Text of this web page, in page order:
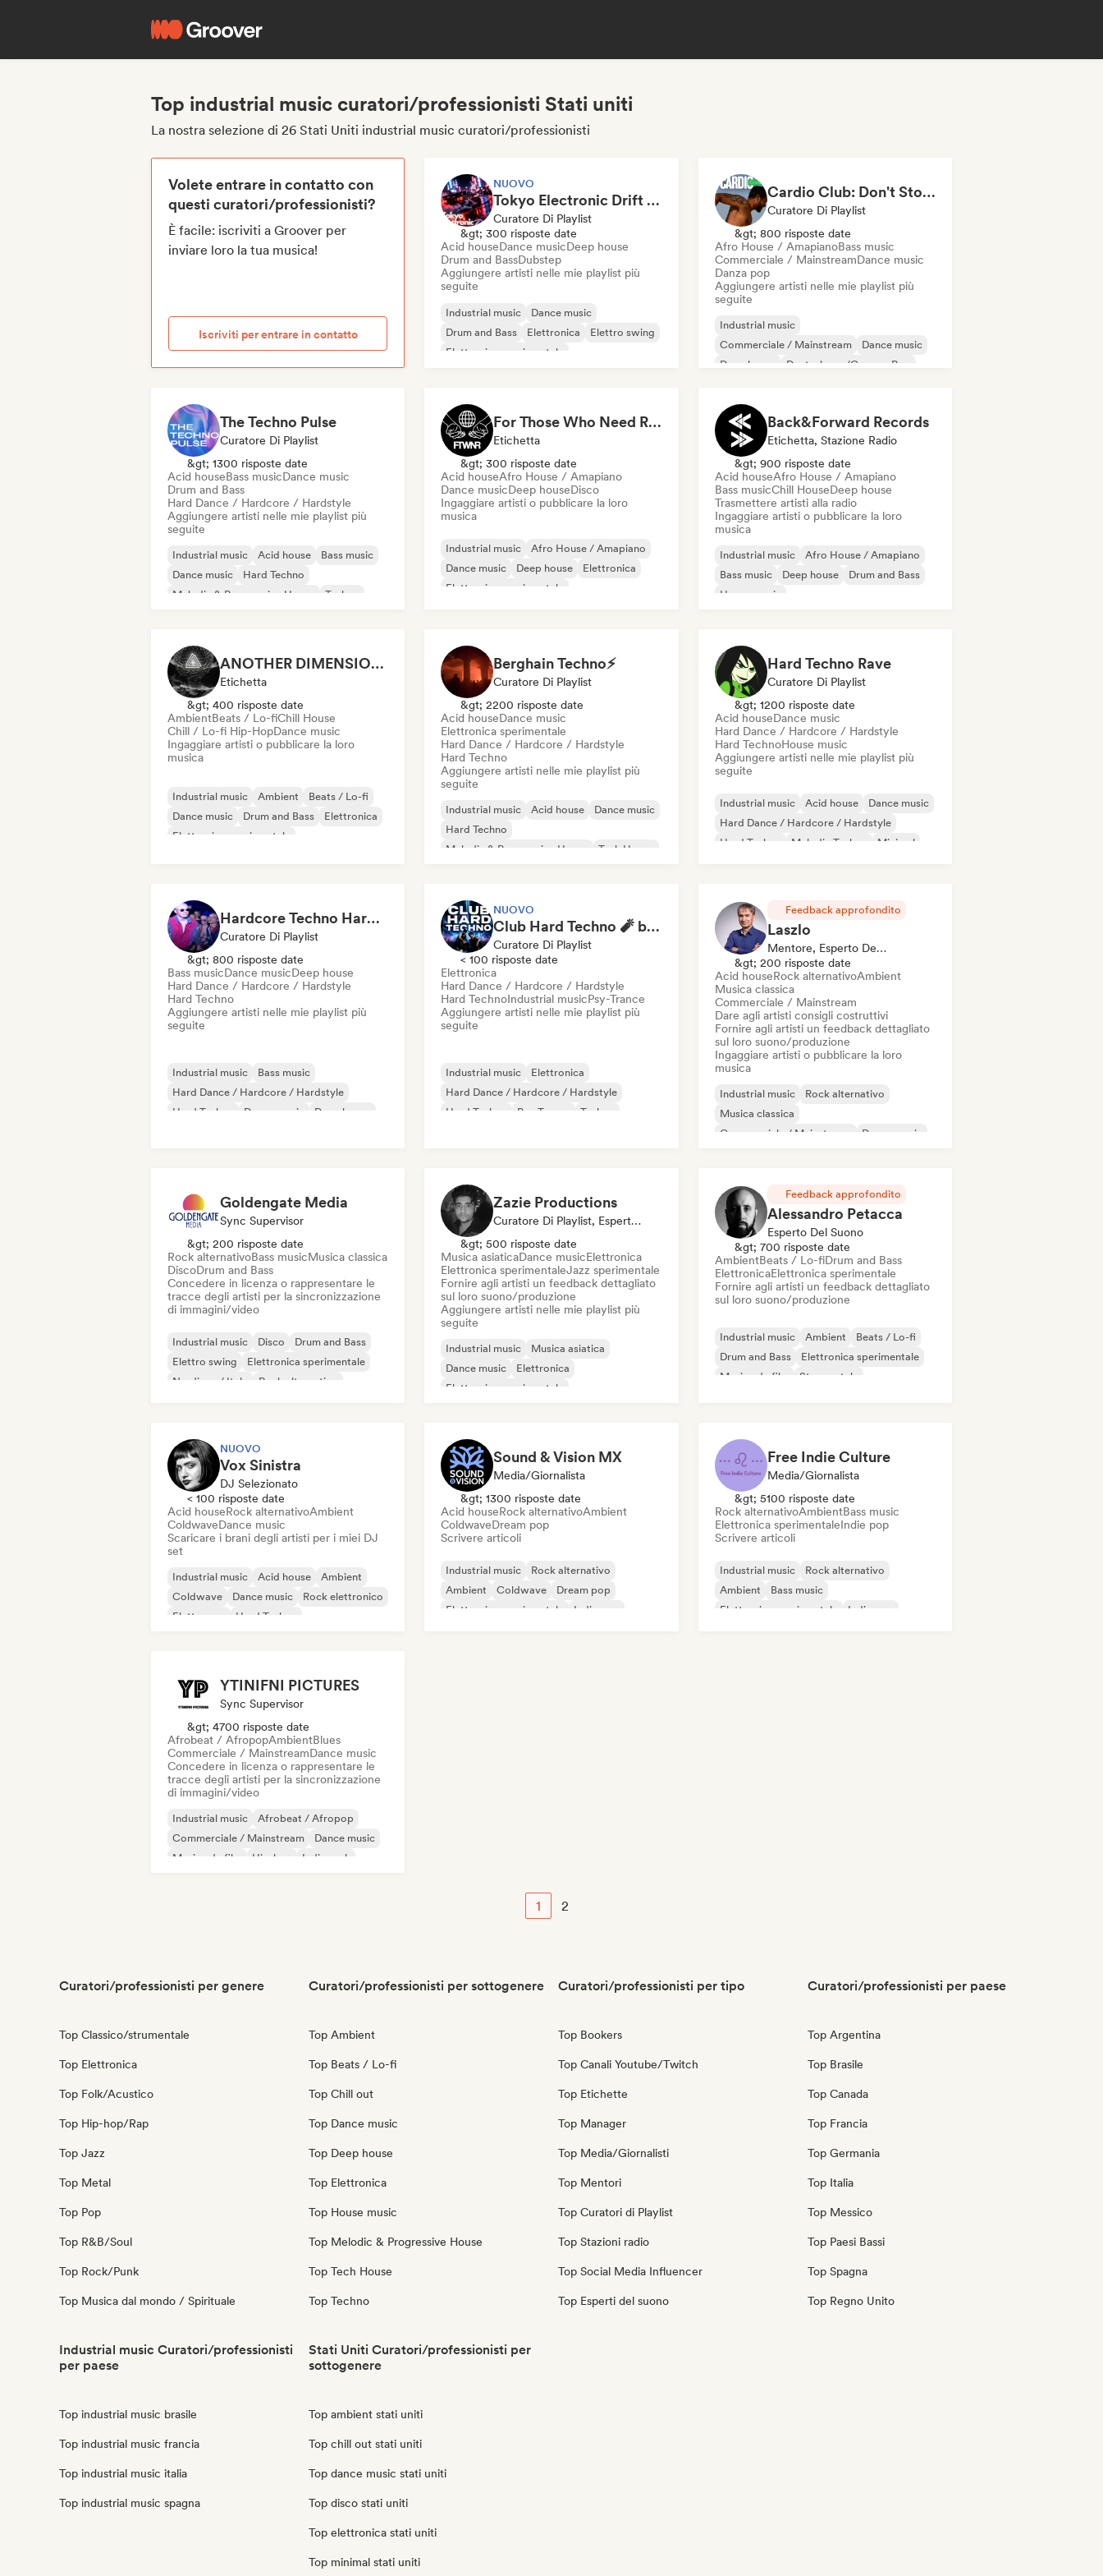
Top industrial music curatori/professionisti Stati uniti
La nostra selezione di 26 Stati Uniti industrial music curatori/professionisti
Volete entrare in contatto con
questi curatori/professionisti?
È facile: iscriviti a Groover per
inviare loro la tua musica!
Iscriviti per entrare in contatto
NUOVO
Tokyo Electronic Drift 🏎️ Schranz, Hard Techno & Anime EDM
Curatore Di Playlist
&gt; 300 risposte date
Acid houseDance musicDeep house
Drum and BassDubstep
Aggiungere artisti nelle mie playlist più
seguite
Industrial music
Dance music
Drum and Bass
Elettronica
Elettro swing
Elettronica sperimentale
Cardio Club: Don't Stop! 💦
Curatore Di Playlist
&gt; 800 risposte date
Afro House / AmapianoBass music
Commerciale / MainstreamDance music
Danza pop
Aggiungere artisti nelle mie playlist più
seguite
Industrial music
Commerciale / Mainstream
Dance music
Deep house
Deutschpop/German Pop
The Techno Pulse
Curatore Di Playlist
&gt; 1300 risposte date
Acid houseBass musicDance music
Drum and Bass
Hard Dance / Hardcore / Hardstyle
Aggiungere artisti nelle mie playlist più
seguite
Industrial music Acid house
Bass music
Dance music
Hard Techno
Melodic & Progressive House
Techno
For Those Who Need Records
Etichetta
&gt; 300 risposte date
Acid houseAfro House / Amapiano
Dance musicDeep houseDisco
Ingaggiare artisti o pubblicare la loro
musica
Industrial music
Afro House / Amapiano
Dance music
Deep house
Elettronica
Elettronica sperimentale
Back&Forward Records
Etichetta, Stazione Radio
&gt; 900 risposte date
Acid houseAfro House / Amapiano
Bass musicChill HouseDeep house
Trasmettere artisti alla radio
Ingaggiare artisti o pubblicare la loro
musica
Industrial music
Afro House / Amapiano
Bass music
Deep house
Drum and Bass
House music
ANOTHER DIMENSION MUSIC
Etichetta
&gt; 400 risposte date
AmbientBeats / Lo-fiChill House
Chill / Lo-fi Hip-HopDance music
Ingaggiare artisti o pubblicare la loro
musica
Industrial music Ambient
Beats / Lo-fi
Dance music
Drum and Bass
Elettronica
Elettronica sperimentale
Berghain Techno⚡
Curatore Di Playlist
&gt; 2200 risposte date
Acid houseDance music
Elettronica sperimentale
Hard Dance / Hardcore / Hardstyle
Hard Techno
Aggiungere artisti nelle mie playlist più
seguite
Industrial music Acid house
Dance music
Hard Techno
Melodic & Progressive House
Tech House
Hard Techno Rave
Curatore Di Playlist
&gt; 1200 risposte date
Acid houseDance music
Hard Dance / Hardcore / Hardstyle
Hard TechnoHouse music
Aggiungere artisti nelle mie playlist più
seguite
Industrial music Acid house
Dance music
Hard Dance / Hardcore / Hardstyle
Hard Techno
Melodic Techno
Minimal
Hardcore Techno Hardstyle
Curatore Di Playlist
&gt; 800 risposte date
Bass musicDance musicDeep house
Hard Dance / Hardcore / Hardstyle
Hard Techno
Aggiungere artisti nelle mie playlist più
seguite
Industrial music
Bass music
Hard Dance / Hardcore / Hardstyle
Hard Techno
Dance music
Deep house
NUOVO
Club Hard Techno 🧨 by ThisisRey3Rocco
Curatore Di Playlist
< 100 risposte date
Elettronica
Hard Dance / Hardcore / Hardstyle
Hard TechnoIndustrial musicPsy-Trance
Aggiungere artisti nelle mie playlist più
seguite
Industrial music
Elettronica
Hard Dance / Hardcore / Hardstyle
Hard Techno
Psy-Trance Techno
Feedback approfondito
Laszlo
Mentore, Esperto Del Suono
&gt; 200 risposte date
Acid houseRock alternativoAmbient
Musica classica
Commerciale / Mainstream
Dare agli artisti consigli costruttivi
Fornire agli artisti un feedback dettagliato
sul loro suono/produzione
Ingaggiare artisti o pubblicare la loro
musica
Industrial music
Rock alternativo
Musica classica
Commerciale / Mainstream
Dance music
Goldengate Media
Sync Supervisor
&gt; 200 risposte date
Rock alternativoBass musicMusica classica
DiscoDrum and Bass
Concedere in licenza o rappresentare le
tracce degli artisti per la sincronizzazione
di immagini/video
Industrial music Disco
Drum and Bass
Elettro swing
Elettronica sperimentale
Nu-disco / Italo
Rock alternativo
Zazie Productions
Curatore Di Playlist, Esperto Del Suono
&gt; 500 risposte date
Musica asiaticaDance musicElettronica
Elettronica sperimentaleJazz sperimentale
Fornire agli artisti un feedback dettagliato
sul loro suono/produzione
Aggiungere artisti nelle mie playlist più
seguite
Industrial music
Musica asiatica
Dance music
Elettronica
Elettronica sperimentale
Feedback approfondito
Alessandro Petacca
Esperto Del Suono
&gt; 700 risposte date
AmbientBeats / Lo-fiDrum and Bass
ElettronicaElettronica sperimentale
Fornire agli artisti un feedback dettagliato
sul loro suono/produzione
Industrial music Ambient
Beats / Lo-fi
Drum and Bass
Elettronica sperimentale
Musica da film
Strumentale
NUOVO
Vox Sinistra
DJ Selezionato
< 100 risposte date
Acid houseRock alternativoAmbient
ColdwaveDance music
Scaricare i brani degli artisti per i miei DJ
set
Industrial music Acid house
Ambient
Coldwave
Dance music
Rock elettronico
Elettropop
Hard Techno
Sound & Vision MX
Media/Giornalista
&gt; 1300 risposte date
Acid houseRock alternativoAmbient
ColdwaveDream pop
Scrivere articoli
Industrial music
Rock alternativo
Ambient
Coldwave
Dream pop
Elettronica sperimentale
Indie pop
Free Indie Culture
Media/Giornalista
&gt; 5100 risposte date
Rock alternativoAmbientBass music
Elettronica sperimentaleIndie pop
Scrivere articoli
Industrial music
Rock alternativo
Ambient
Bass music
Elettronica sperimentale
Indie pop
YTINIFNI PICTURES
Sync Supervisor
&gt; 4700 risposte date
Afrobeat / AfropopAmbientBlues
Commerciale / MainstreamDance music
Concedere in licenza o rappresentare le
tracce degli artisti per la sincronizzazione
di immagini/video
Industrial music
Afrobeat / Afropop
Commerciale / Mainstream
Dance music
Musica da film
Hip-hop
Indie rock
1 2
Curatori/professionisti per genere
Top Classico/strumentale
Top Elettronica
Top Folk/Acustico
Top Hip-hop/Rap
Top Jazz
Top Metal
Top Pop
Top R&B/Soul
Top Rock/Punk
Top Musica dal mondo / Spirituale
Curatori/professionisti per sottogenere
Top Ambient
Top Beats / Lo-fi
Top Chill out
Top Dance music
Top Deep house
Top Elettronica
Top House music
Top Melodic & Progressive House
Top Tech House
Top Techno
Curatori/professionisti per tipo
Top Bookers
Top Canali Youtube/Twitch
Top Etichette
Top Manager
Top Media/Giornalisti
Top Mentori
Top Curatori di Playlist
Top Stazioni radio
Top Social Media Influencer
Top Esperti del suono
Curatori/professionisti per paese
Top Argentina
Top Brasile
Top Canada
Top Francia
Top Germania
Top Italia
Top Messico
Top Paesi Bassi
Top Spagna
Top Regno Unito
Industrial music Curatori/professionisti
per paese
Top industrial music brasile
Top industrial music francia
Top industrial music italia
Top industrial music spagna
Stati Uniti Curatori/professionisti per
sottogenere
Top ambient stati uniti
Top chill out stati uniti
Top dance music stati uniti
Top disco stati uniti
Top elettronica stati uniti
Top minimal stati uniti